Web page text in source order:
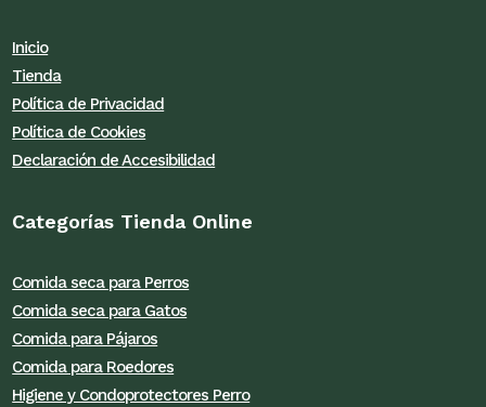
Inicio
Tienda
Política de Privacidad
Política de Cookies
Declaración de Accesibilidad
Categorías Tienda Online
Comida seca para Perros
Comida seca para Gatos
Comida para Pájaros
Comida para Roedores
Higiene y Condoprotectores Perro